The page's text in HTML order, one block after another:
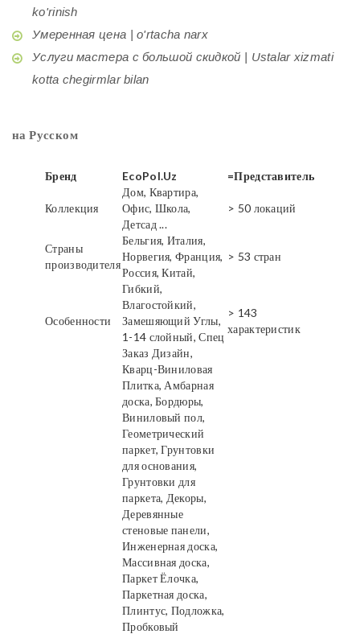
ko'rinish
Умеренная цена | o'rtacha narx
Услуги мастера с большой скидкой | Ustalar xizmati
kotta chegirmlar bilan
на Русском
Бренд EcoPol.Uz =Представитель
Коллекция
Дом, Квартира,
Офис, Школа,
Детсад ...
> 50 локаций
Страны
производителя
Бельгия, Италия,
Норвегия, Франция,
Россия, Китай,
> 53 стран
Особенности
Гибкий,
Влагостойкий,
Замешяющий Углы,
1-14 слойный, Спец
Заказ Дизайн,
> 143
характеристик
Кварц-Виниловая
Плитка, Амбарная
доска, Бордюры,
Виниловый пол,
Геометрический
паркет, Грунтовки
для основания,
Грунтовки для
паркета, Декоры,
Деревянные
стеновые панели,
Инженерная доска,
Массивная доска,
Паркет Ёлочка,
Паркетная доска,
Плинтус, Подложка,
Пробковый